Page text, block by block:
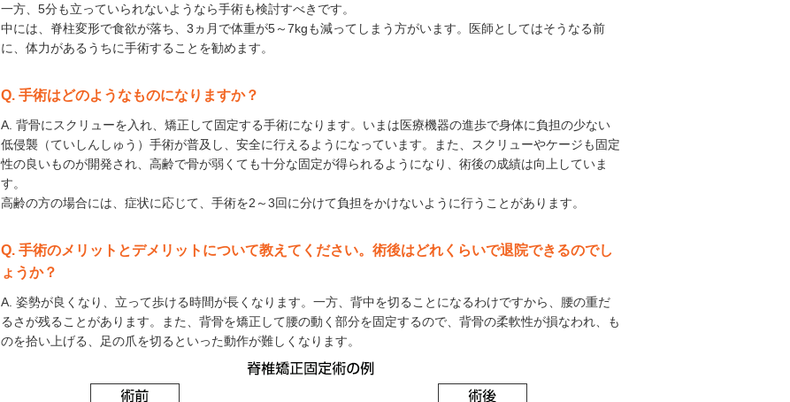
一方、5分も立っていられないようなら手術も検討すべきです。
中には、脊柱変形で食欲が落ち、3ヵ月で体重が5～7kgも減ってしまう方がいます。医師としてはそうなる前
に、体力があるうちに手術することを勧めます。
Q. 手術はどのようなものになりますか？
A. 背骨にスクリューを入れ、矯正して固定する手術になります。いまは医療機器の進歩で身体に負担の少ない
低侵襲（ていしんしゅう）手術が普及し、安全に行えるようになっています。また、スクリューやケージも固定
性の良いものが開発され、高齢で骨が弱くても十分な固定が得られるようになり、術後の成績は向上していま
す。
高齢の方の場合には、症状に応じて、手術を2～3回に分けて負担をかけないように行うことがあります。
Q. 手術のメリットとデメリットについて教えてください。術後はどれくらいで退院できるのでし
ょうか？
A. 姿勢が良くなり、立って歩ける時間が長くなります。一方、背中を切ることになるわけですから、腰の重だ
るさが残ることがあります。また、背骨を矯正して腰の動く部分を固定するので、背骨の柔軟性が損なわれ、も
のを拾い上げる、足の爪を切るといった動作が難しくなります。